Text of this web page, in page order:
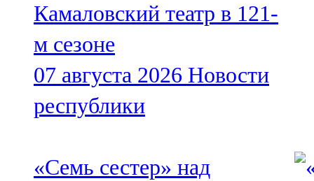
Камаловский театр в 121-
м сезоне
07 августа 2026 Новости
республики
«Семь сестер» над